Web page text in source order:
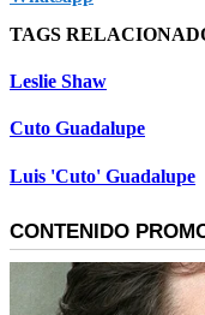
TAGS
Leslie Shaw
Cuto Guadalupe
Luis 'Cuto' Guadalupe